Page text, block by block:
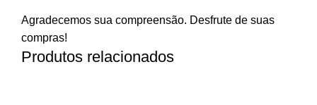
Agradecemos sua compreensão. Desfrute de suas
compras!
Produtos relacionados